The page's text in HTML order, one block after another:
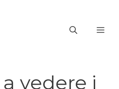
vedere i